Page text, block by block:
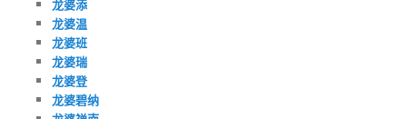
龙婆添
龙婆温
龙婆班
龙婆瑞
龙婆登
龙婆碧纳